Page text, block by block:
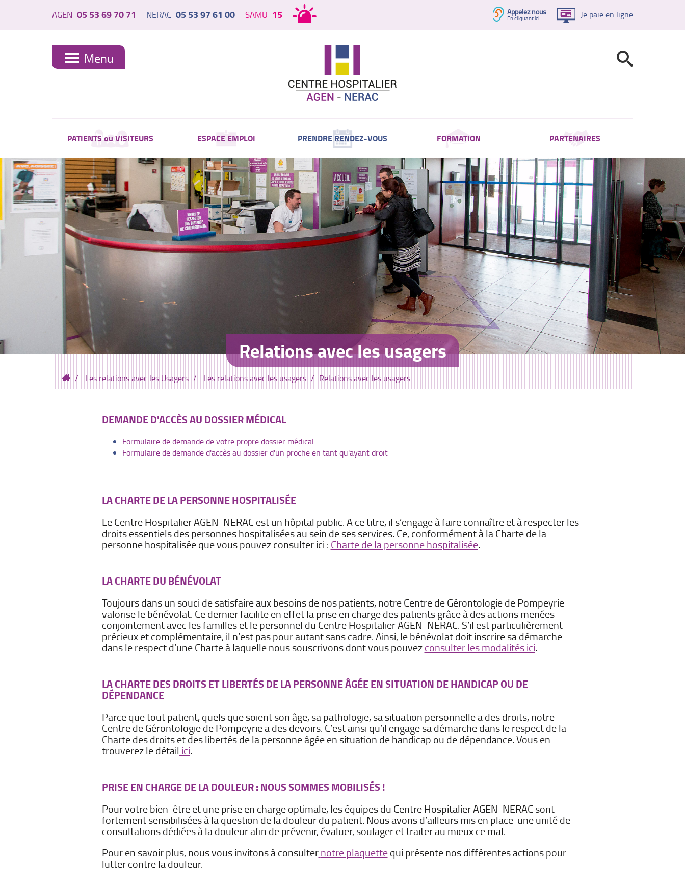
AGEN 05 53 69 70 71 NERAC 05 53 97 61 00 SAMU 15 Appelez nous
En cliquant ici Je paie en ligne
Menu
PATIENTS ou VISITEURS ESPACE EMPLOI PRENDRE RENDEZ-VOUS FORMATION PARTENAIRES
Relations avec les usagers
Les relations avec les Usagers Les relations avec les usagers Relations avec les usagers
DEMANDE D'ACCÈS AU DOSSIER MÉDICAL
Formulaire de demande de votre propre dossier médical
Formulaire de demande d'accès au dossier d'un proche en tant qu'ayant droit
LA CHARTE DE LA PERSONNE HOSPITALISÉE
Le Centre Hospitalier AGEN-NERAC est un hôpital public. A ce titre, il s’engage à faire connaître et à respecter les
droits essentiels des personnes hospitalisées au sein de ses services. Ce, conformément à la Charte de la
personne hospitalisée que vous pouvez consulter ici : Charte de la personne hospitalisée.
LA CHARTE DU BÉNÉVOLAT
Toujours dans un souci de satisfaire aux besoins de nos patients, notre Centre de Gérontologie de Pompeyrie
valorise le bénévolat. Ce dernier facilite en effet la prise en charge des patients grâce à des actions menées
conjointement avec les familles et le personnel du Centre Hospitalier AGEN-NERAC. S’il est particulièrement
précieux et complémentaire, il n’est pas pour autant sans cadre. Ainsi, le bénévolat doit inscrire sa démarche
dans le respect d’une Charte à laquelle nous souscrivons dont vous pouvezconsulter les modalités ici.
LA CHARTE DES DROITS ET LIBERTÉS DE LA PERSONNE ÂGÉE EN SITUATION DE HANDICAP OU DE
DÉPENDANCE
Parce que tout patient, quels que soient son âge, sa pathologie, sa situation personnelle a des droits, notre
Centre de Gérontologie de Pompeyrie a des devoirs. C’est ainsi qu’il engage sa démarche dans le respect de la
Charte des droits et des libertés de la personne âgée en situation de handicap ou de dépendance. Vous en
trouverez le détail ici.
PRISE EN CHARGE DE LA DOULEUR : NOUS SOMMES MOBILISÉS !
Pour votre bien-être et une prise en charge optimale, les équipes du Centre Hospitalier AGEN-NERAC sont
fortement sensibilisées à la question de la douleur du patient. Nous avons d’ailleurs mis en place une unité de
consultations dédiées à la douleur afin de prévenir, évaluer, soulager et traiter au mieux ce mal.
Pour en savoir plus, nous vous invitons à consulternotre plaquettequi présente nos différentes actions pour
lutter contre la douleur.